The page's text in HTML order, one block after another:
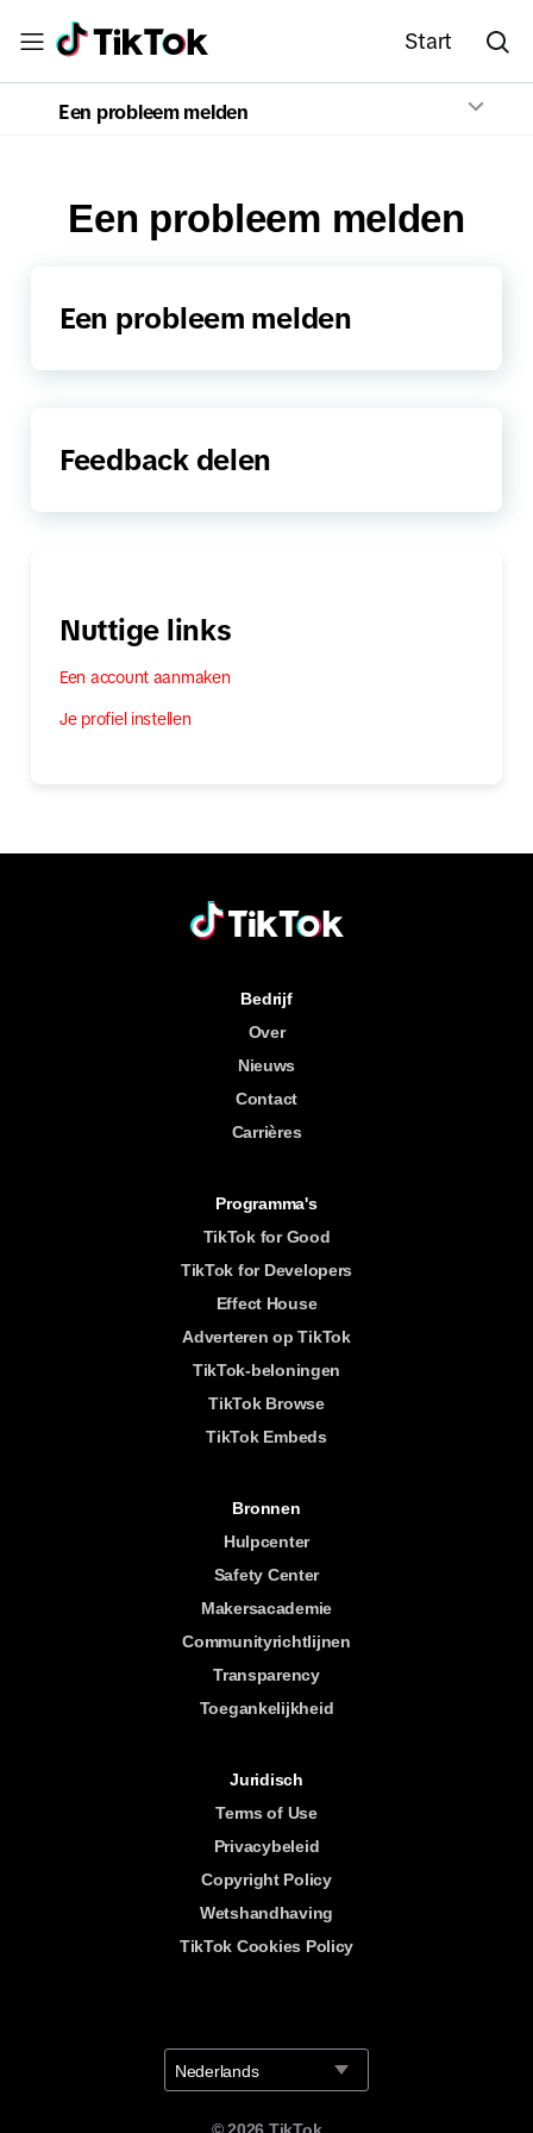
Start
Een probleem melden
Een probleem melden
Een probleem melden
Feedback delen
Nuttige links
Een account aanmaken
Je profiel instellen
Bedrijf
Over
Nieuws
Contact
Carrières
Programma's
TikTok for Good
TikTok for Developers
Effect House
Adverteren op TikTok
TikTok-beloningen
TikTok Browse
TikTok Embeds
Bronnen
Hulpcenter
Safety Center
Makersacademie
Communityrichtlijnen
Transparency
Toegankelijkheid
Juridisch
Terms of Use
Privacybeleid
Copyright Policy
Wetshandhaving
TikTok Cookies Policy
Nederlands